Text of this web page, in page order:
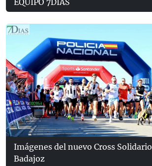
Imágenes del nuevo Cross
Badajoz